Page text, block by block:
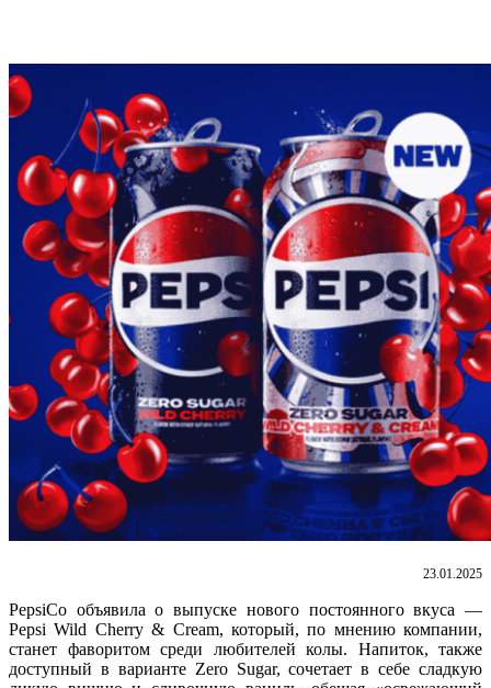
23.01.2025
PepsiCo объявила о выпуске нового постоянного вкуса —
Pepsi Wild Cherry & Cream, который, по мнению компании,
станет фаворитом среди любителей колы. Напиток, также
доступный в варианте Zero Sugar, сочетает в себе сладкую